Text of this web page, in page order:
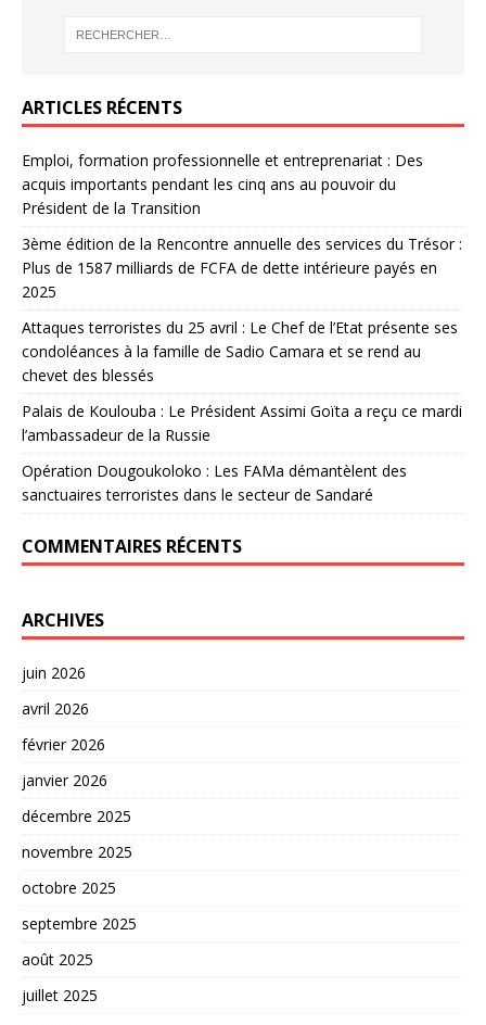
ARTICLES RÉCENTS
Emploi, formation professionnelle et entreprenariat : Des
acquis importants pendant les cinq ans au pouvoir du
Président de la Transition
3ème édition de la Rencontre annuelle des services du Trésor :
Plus de 1587 milliards de FCFA de dette intérieure payés en
2025
Attaques terroristes du 25 avril : Le Chef de l’Etat présente ses
condoléances à la famille de Sadio Camara et se rend au
chevet des blessés
Palais de Koulouba : Le Président Assimi Goïta a reçu ce mardi
l’ambassadeur de la Russie
Opération Dougoukoloko : Les FAMa démantèlent des
sanctuaires terroristes dans le secteur de Sandaré
COMMENTAIRES RÉCENTS
ARCHIVES
juin 2026
avril 2026
février 2026
janvier 2026
décembre 2025
novembre 2025
octobre 2025
septembre 2025
août 2025
juillet 2025